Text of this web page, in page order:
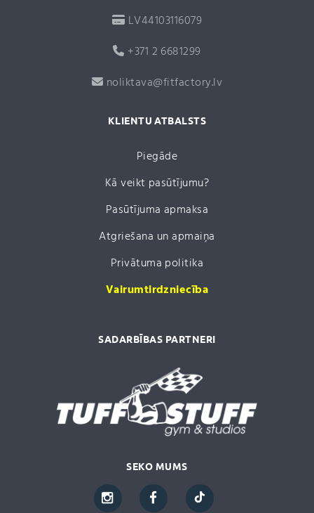
LV44103116079
+371 2 6681299
noliktava@fitfactory.lv
KLIENTU ATBALSTS
Piegāde
Kā veikt pasūtījumu?
Pasūtījuma apmaksa
Atgriešana un apmaiņa
Privātuma politika
Vairumtirdzniecība
SADARBĪBAS PARTNERI
SEKO MUMS